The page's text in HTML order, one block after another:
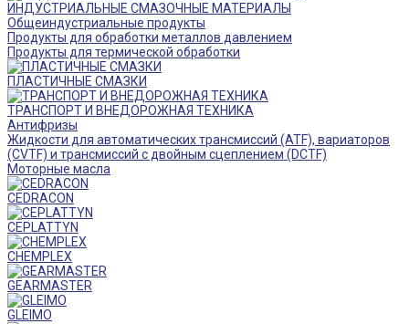
ИНДУСТРИАЛЬНЫЕ СМАЗОЧНЫЕ МАТЕРИАЛЫ
Общеиндустриальные продукты
Продукты для обработки металлов давлением
Продукты для термической обработки
ПЛАСТИЧНЫЕ СМАЗКИ
ТРАНСПОРТ И ВНЕДОРОЖНАЯ ТЕХНИКА
Антифризы
Жидкости для автоматических трансмиссий (ATF), вариаторов
(CVTF) и трансмиссий с двойным сцеплением (DCTF)
Моторные масла
CEDRACON
CEPLATTYN
CHEMPLEX
GEARMASTER
GLEIMO